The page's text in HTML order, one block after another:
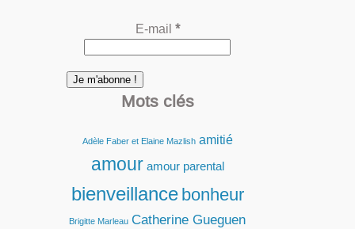
E-mail *
Mots clés
Adèle Faber et Elaine Mazlish amitié
amour amour parental
bienveillance bonheur
Brigitte Marleau Catherine Gueguen